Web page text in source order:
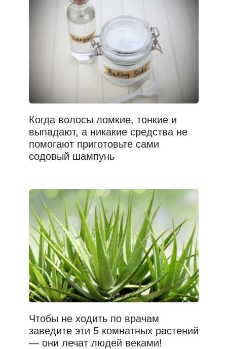
Когда волосы ломкие, тонкие и
выпадают, а никакие средства не
помогают приготовьте сами
содовый шампунь
Чтобы не ходить по врачам
заведите эти 5 комнатных растений
— они лечат людей веками!